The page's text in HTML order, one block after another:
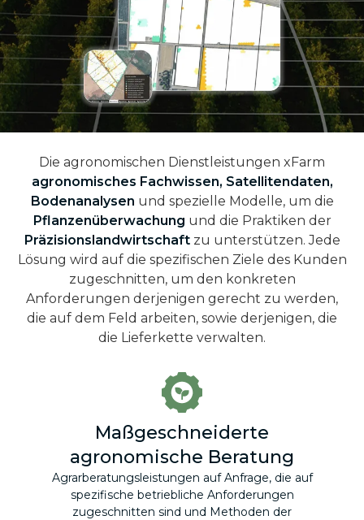
Die agronomischen Dienstleistungen xFarm
agronomisches Fachwissen, Satellitendaten,
Bodenanalysen und spezielle Modelle, um die
Pflanzenüberwachung und die Praktiken der
Präzisionslandwirtschaftzu unterstützen. Jede
Lösung wird auf die spezifischen Ziele des Kunden
zugeschnitten, um den konkreten
Anforderungen derjenigen gerecht zu werden,
die auf dem Feld arbeiten, sowie derjenigen, die
die Lieferkette verwalten.
Maßgeschneiderte
agronomische Beratung
Agrarberatungsleistungen auf Anfrage, die auf
spezifische betriebliche Anforderungen
zugeschnitten sind und Methoden der